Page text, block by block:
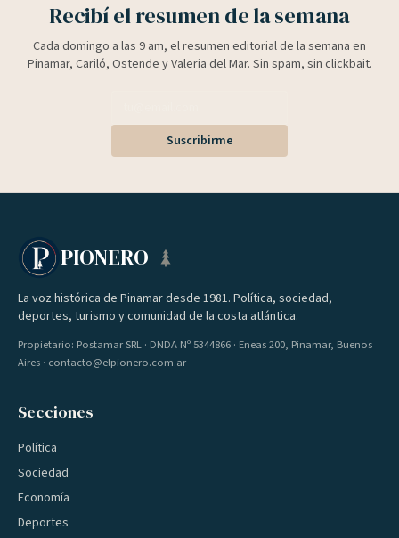
Recibí el resumen de la semana
Cada domingo a las 9 am, el resumen editorial de la semana en
Pinamar, Cariló, Ostende y Valeria del Mar. Sin spam, sin clickbait.
Suscribirme
PIONERO
La voz histórica de Pinamar desde 1981. Política, sociedad,
deportes, turismo y comunidad de la costa atlántica.
Propietario: Postamar SRL · DNDA Nº 5344866 · Eneas 200, Pinamar, Buenos
Aires · contacto@elpionero.com.ar
Secciones
Política
Sociedad
Economía
Deportes